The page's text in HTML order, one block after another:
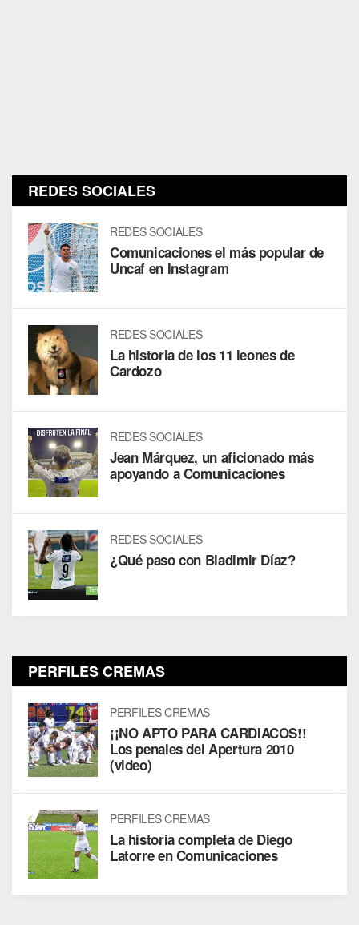
REDES SOCIALES
REDES SOCIALES
Comunicaciones el más popular de
Uncaf en Instagram
REDES SOCIALES
La historia de los 11 leones de
Cardozo
REDES SOCIALES
Jean Márquez, un aficionado más
apoyando a Comunicaciones
REDES SOCIALES
¿Qué paso con Bladimir Díaz?
PERFILES CREMAS
PERFILES CREMAS
¡¡NO APTO PARA CARDIACOS!!
Los penales del Apertura 2010
(video)
PERFILES CREMAS
La historia completa de Diego
Latorre en Comunicaciones